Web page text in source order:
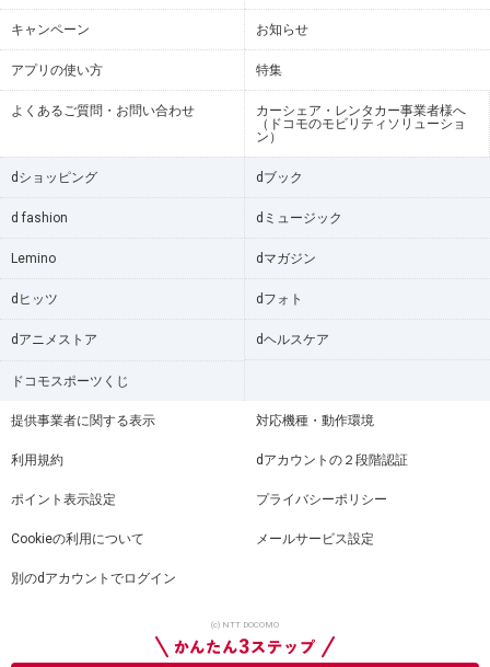
キャンペーン お知らせ
アプリの使い方 特集
よくあるご質問・お問い合わせ
カーシェア・レンタカー事業者様へ
（ドコモのモビリティソリューショ
ン）
dショッピング dブック
d fashion dミュージック
Lemino dマガジン
dヒッツ dフォト
dアニメストア dヘルスケア
ドコモスポーツくじ
提供事業者に関する表示 対応機種・動作環境
利用規約 dアカウントの２段階認証
ポイント表示設定 プライバシーポリシー
Cookieの利用について メールサービス設定
別のdアカウントでログイン
(c) NTT DOCOMO